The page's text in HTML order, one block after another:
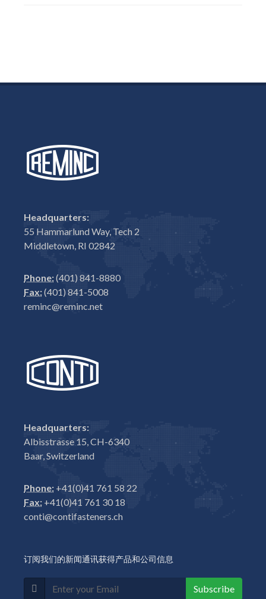
Headquarters:
55 Hammarlund Way, Tech 2
Middletown, RI 02842
Phone:(401) 841-8880
Fax:(401) 841-5008
reminc@reminc.net
Headquarters:
Albisstrasse 15, CH-6340
Baar, Switzerland
Phone: +41(0)41 761 58 22
Fax: +41(0)41 761 30 18
conti@contifasteners.ch
订阅我们的新闻通讯获得产品和公司信息
Subscribe